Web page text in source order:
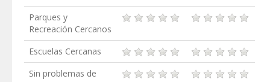
Parques y
Recreación Cercanos
Escuelas Cercanas
Sin problemas de